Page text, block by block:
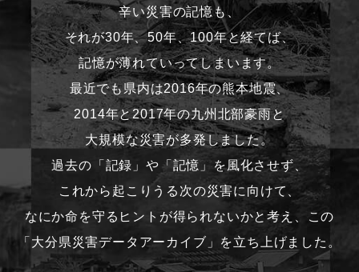
辛い災害の記憶も、
それが30年、50年、100年と経てば、
記憶が薄れていってしまいます。
最近でも県内は2016年の熊本地震、
2014年と2017年の九州北部豪雨と
大規模な災害が多発しました。
過去の「記録」や「記憶」を風化させず、
これから起こりうる次の災害に向けて、
なにか命を守るヒントが得られないかと考え、この
「大分県災害データアーカイブ」を立ち上げました。